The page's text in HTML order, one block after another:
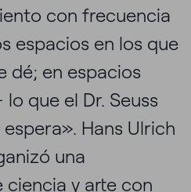
con frecuencia
espacios en los que
dé; en espacios
que el Dr. Seuss
Hans Ulrich
una
y arte con